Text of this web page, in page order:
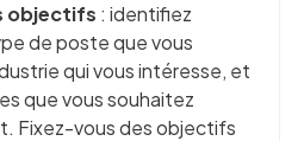
objectifs : identifiez
de poste que vous
qui vous intéresse, et
que vous souhaitez
Fixez-vous des objectifs